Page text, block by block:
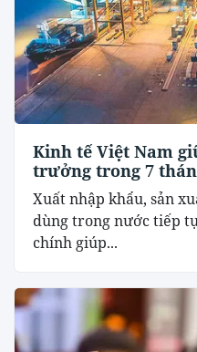
Kinh tế Việt Nam
trưởng trong 7
Xuất nhập khẩu, sản
dùng trong nước tiếp
chính giúp...